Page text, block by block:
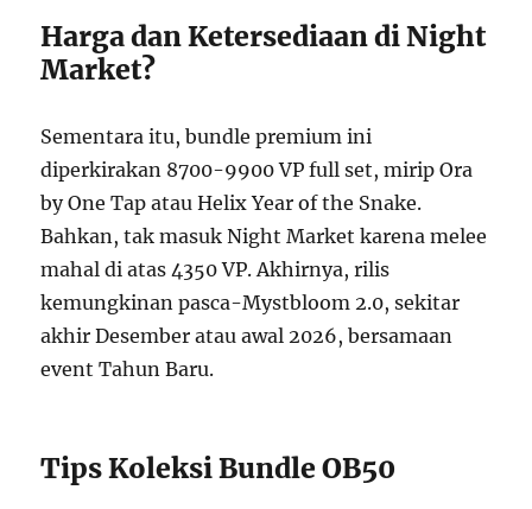
Harga dan Ketersediaan di Night
Market?
Sementara itu, bundle premium ini
diperkirakan 8700-9900 VP full set, mirip Ora
by One Tap atau Helix Year of the Snake.
Bahkan, tak masuk Night Market karena melee
mahal di atas 4350 VP. Akhirnya, rilis
kemungkinan pasca-Mystbloom 2.0, sekitar
akhir Desember atau awal 2026, bersamaan
event Tahun Baru.
Tips Koleksi Bundle OB50